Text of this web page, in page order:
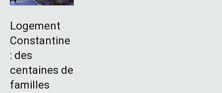
Logement
Constantine
: des
centaines de
familles